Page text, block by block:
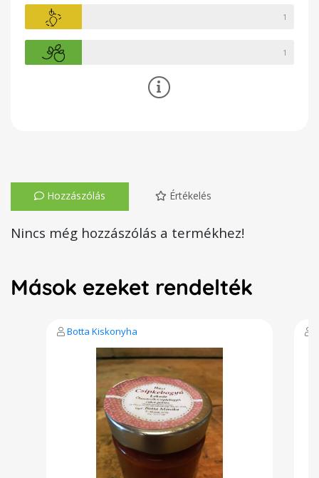
1
1
Hozzászólás Értékelés
Nincs még hozzászólás a termékhez!
Mások ezeket rendelték
Botta Kiskonyha